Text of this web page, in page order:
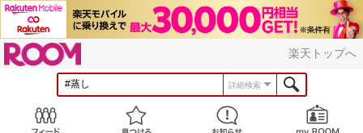
楽天トップへ
詳細検索
見つける お知らせ